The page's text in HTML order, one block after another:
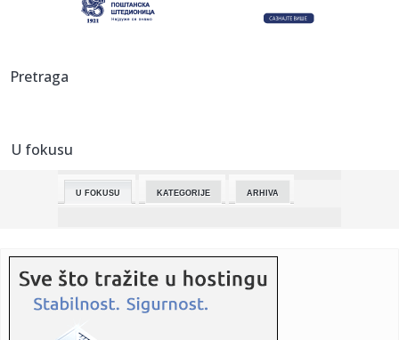
15:19:Sajam knjiga za najmlađe: Čeka vas magični Dečji kutak!
izraza ...
15:13:
15:12:
Prof. Milenković Kerković žrtva SLAPP tužbe u Nišu od
15:11:Američki ministar rata poslao neobičnu poruku novom
vrhovnom vo...
Pretraga
U fokusu
U FOKUSU KATEGORIJE ARHIVA